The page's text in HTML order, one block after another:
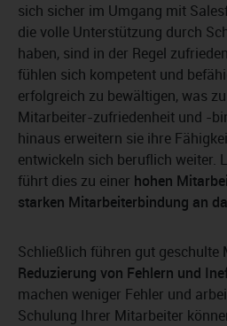
sich sicher im Umgang mit
die volle Unterstützung durch
haben, sind in der Regel
fühlen sich kompetent und
erfolgreich zu bewältigen, was
Mitarbeiter-zufriedenheit und -
hinaus erweitern sie ihre
entwickeln sich beruflich weiter.
führt dies zu einer hohen
starken Mitarbeiterbindung an
Schließlich führen gut geschulte
Reduzierung von Fehlern und
machen weniger Fehler und
Schulung Ihrer Mitarbeiter